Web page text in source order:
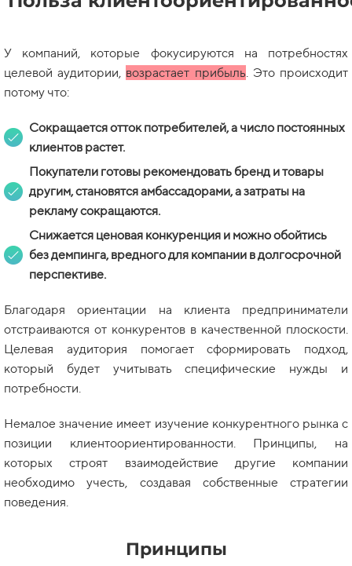
У компаний, которые фокусируются на потребностях
целевой аудитории, возрастает прибыль. Это происходит
потому что:
Сокращается отток потребителей, а число постоянных
клиентов растет.
Покупатели готовы рекомендовать бренд и товары
другим, становятся амбассадорами, а затраты на
рекламу сокращаются.
Снижается ценовая конкуренция и можно обойтись
без демпинга, вредного для компании в долгосрочной
перспективе.
Благодаря ориентации на клиента предприниматели
отстраиваются от конкурентов в качественной плоскости.
Целевая аудитория помогает сформировать подход,
который будет учитывать специфические нужды и
потребности.
Немалое значение имеет изучение конкурентного рынка с
позиции клиентоориентированности. Принципы, на
которых строят взаимодействие другие компании
необходимо учесть, создавая собственные стратегии
поведения.
Принципы